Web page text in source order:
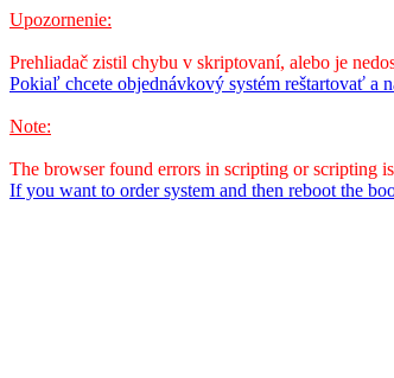
Upozornenie:
Prehliadač zistil chybu v skriptovaní, alebo je
Pokiaľ chcete objednávkový systém reštartovať a
Note:
The browser found errors in scripting or scripting
If you want to order system and then reboot the